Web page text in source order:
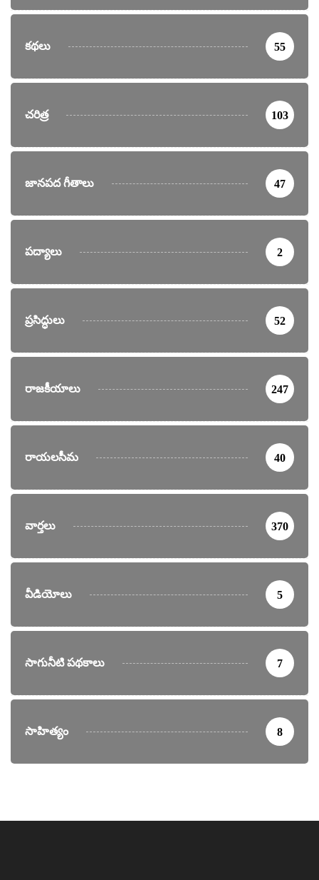
కథలు 55
చరిత్ర 103
జానపద గీతాలు 47
పద్యాలు 2
ప్రసిద్ధులు 52
రాజకీయాలు 247
రాయలసీమ 40
వార్తలు 370
వీడియోలు 5
సాగునీటి పథకాలు 7
సాహిత్యం 8